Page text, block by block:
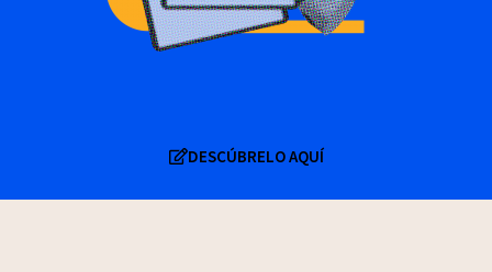
DESCÚBRELO AQUÍ